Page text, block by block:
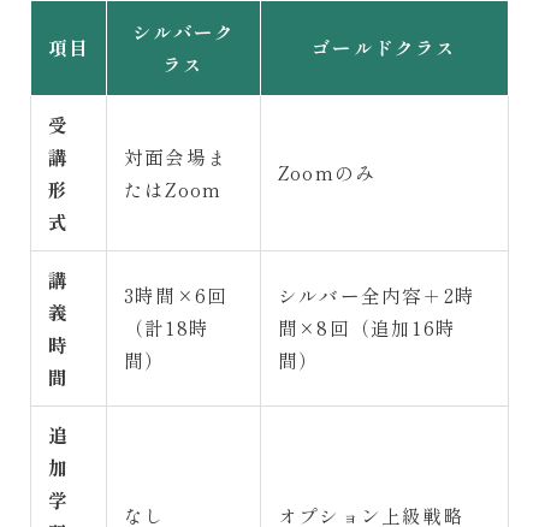
項目
シルバーク
ラス
ゴールドクラス
受
講
形
式
対面会場ま
たはZoom
Zoomのみ
講
義
時
間
3時間×6回
（計18時
間）
シルバー全内容＋2時
間×8回（追加16時
間）
追
加
学
なし オプション上級戦略